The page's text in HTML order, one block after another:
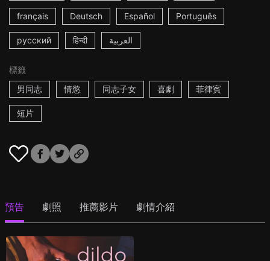
français Deutsch Español Português
русский हिन्दी العربية
標籤
男同志
情慾 同志子女 喜劇 菲律賓
短片
預告 劇照 推薦影片 劇情介紹